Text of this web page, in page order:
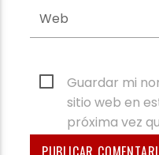
Guardar mi
sitio web en
próxima vez